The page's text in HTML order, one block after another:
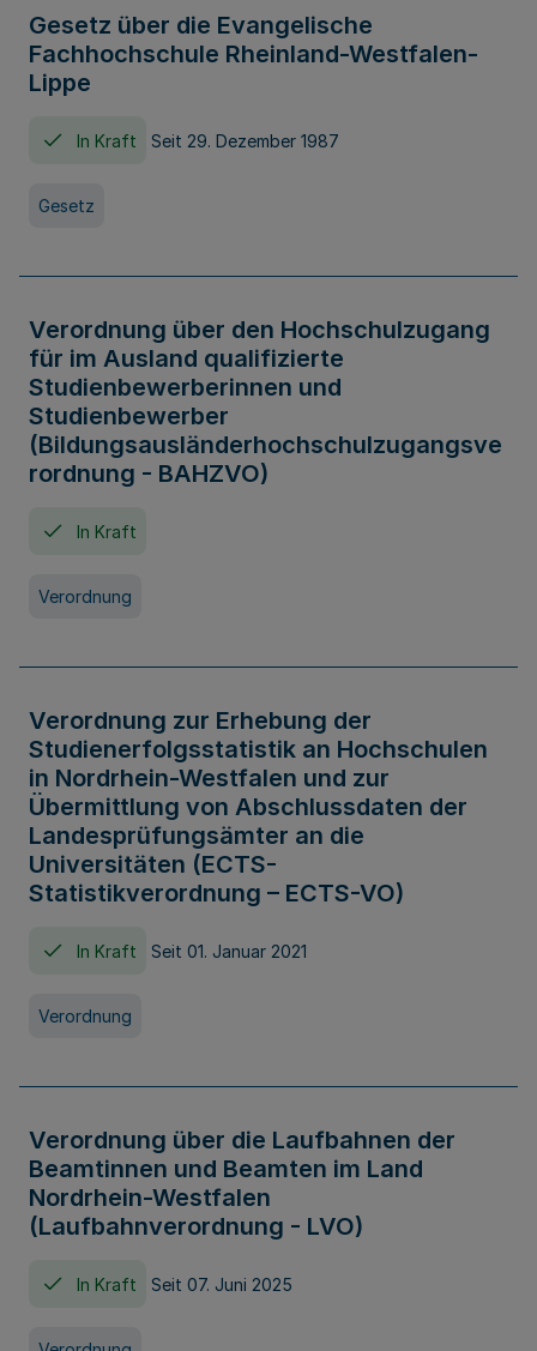
Gesetz über die Evangelische
Fachhochschule Rheinland-Westfalen-
Lippe
In Kraft Seit 29. Dezember 1987
Gesetz
Verordnung über den Hochschulzugang
für im Ausland qualifizierte
Studienbewerberinnen und
Studienbewerber
(Bildungsausländerhochschulzugangsve
rordnung - BAHZVO)
In Kraft
Verordnung
Verordnung zur Erhebung der
Studienerfolgsstatistik an Hochschulen
in Nordrhein-Westfalen und zur
Übermittlung von Abschlussdaten der
Landesprüfungsämter an die
Universitäten (ECTS-
Statistikverordnung – ECTS-VO)
In Kraft Seit 01. Januar 2021
Verordnung
Verordnung über die Laufbahnen der
Beamtinnen und Beamten im Land
Nordrhein-Westfalen
(Laufbahnverordnung - LVO)
In Kraft Seit 07. Juni 2025